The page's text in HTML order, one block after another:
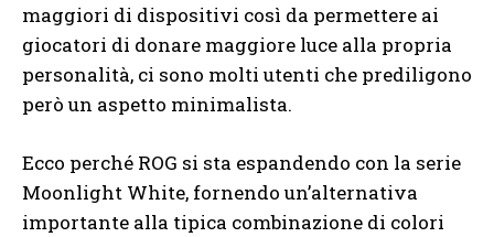
maggiori di dispositivi così da permettere ai
giocatori di donare maggiore luce alla propria
personalità, ci sono molti utenti che prediligono
però un aspetto minimalista.
Ecco perché ROG si sta espandendo con la serie
Moonlight White, fornendo un’alternativa
importante alla tipica combinazione di colori